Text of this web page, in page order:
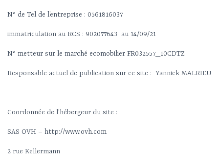
N° de Tel de l’entreprise : 0561816037
immatriculation au RCS : 902077643 au 14/09/21
N° metteur sur le marché ecomobilier FR032557_10CDTZ
Responsable actuel de publication sur ce site : Yannick MALRIEU
Coordonnée de l’hébergeur du site :
SAS OVH – http://www.ovh.com
2 rue Kellermann